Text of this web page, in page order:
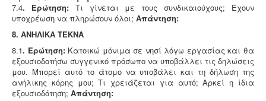
7.4. Ερώτηση: Τι γίνεται με τους συνδικαιούχους; Έχουν
υποχρέωση να πληρώσουν όλοι; Απάντηση:
8. ΑΝΗΛΙΚΑ ΤΕΚΝΑ
8.1. Ερώτηση: Κατοικώ μόνιμα σε νησί λόγω εργασίας και θα
εξουσιοδοτήσω συγγενικό πρόσωπο να υποβάλλει τις δηλώσεις
μου. Μπορεί αυτό το άτομο να υποβάλει και τη δήλωση της
ανήλικης κόρης μου; Τι χρειάζεται για αυτό; Αρκεί η ίδια
εξουσιοδότηση; Απάντηση: